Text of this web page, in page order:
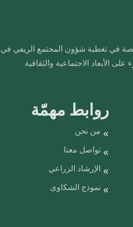
في تغطية شؤون المجتمع الريفي في
الأبعاد الاجتماعية والثقافية
روابط مهمّة
من نحن
تواصل معنا
الإرشاد الزراعي
نموذج الشكاوى